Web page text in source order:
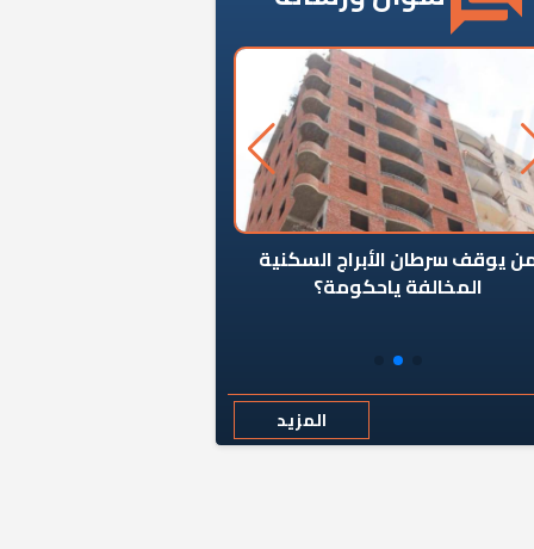
يوقف سرطان الأبراج السكنية
المخالفة ياحكومة؟
المزيد